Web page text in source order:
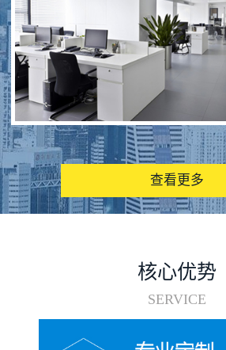
图书馆RFID电子标签管理系统
查看更多
核心优势
SERVICE